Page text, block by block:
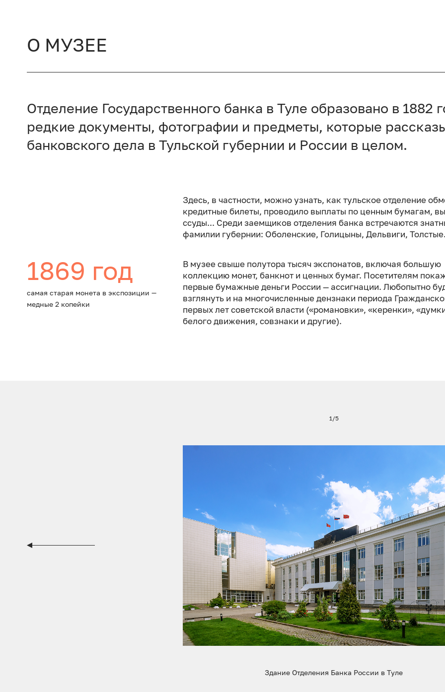
О МУЗЕЕ
Отделение Государственного банка в Туле образовано в 1882
редкие документы, фотографии и предметы, которые
банковского дела в Тульской губернии и России в целом.
Здесь, в частности, можно узнать, как тульское отделение
кредитные билеты, проводило выплаты по ценным бумагам,
ссуды... Среди заемщиков отделения банка встречаются
фамилии губернии: Оболенские, Голицыны, Дельвиги, Толстые.
1869 год
самая старая монета в экспозиции —
медные 2 копейки
В музее свыше полутора тысяч экспонатов, включая большую
коллекцию монет, банкнот и ценных бумаг. Посетителям
первые бумажные деньги России — ассигнации. Любопытно
взглянуть и на многочисленные дензнаки периода
первых лет советской власти («романовки», «керенки»,
белого движения, совзнаки и другие).
1/5
Здание Отделения Банка России в Туле